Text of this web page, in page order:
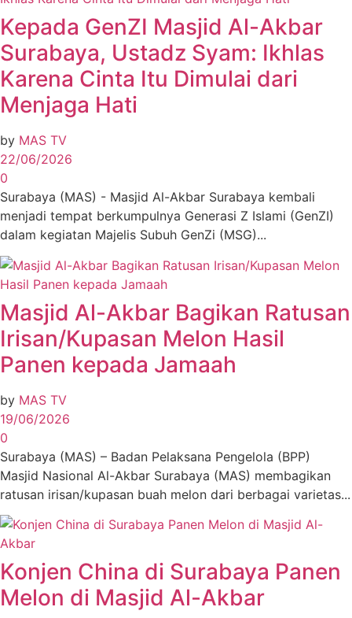
Kepada GenZI Masjid Al-Akbar
Surabaya, Ustadz Syam: Ikhlas
Karena Cinta Itu Dimulai dari
Menjaga Hati
by MAS TV
22/06/2026
0
Surabaya (MAS) - Masjid Al-Akbar Surabaya kembali
menjadi tempat berkumpulnya Generasi Z Islami (GenZI)
dalam kegiatan Majelis Subuh GenZi (MSG)...
Masjid Al-Akbar Bagikan Ratusan
Irisan/Kupasan Melon Hasil
Panen kepada Jamaah
by MAS TV
19/06/2026
0
Surabaya (MAS) – Badan Pelaksana Pengelola (BPP)
Masjid Nasional Al-Akbar Surabaya (MAS) membagikan
ratusan irisan/kupasan buah melon dari berbagai varietas...
Konjen China di Surabaya Panen
Melon di Masjid Al-Akbar